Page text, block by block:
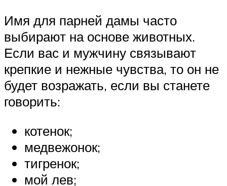
Имя для парней дамы часто
выбирают на основе животных.
Если вас и мужчину связывают
крепкие и нежные чувства, то он не
будет возражать, если вы станете
говорить:
котенок;
медвежонок;
тигренок;
мой лев;